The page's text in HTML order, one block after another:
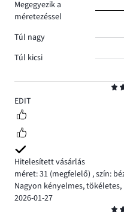
5
EDIT
Hitelesített vásárlás
méret: 31 (megfelelő) ,szín:
Nagyon kényelmes,
2026-01-27
Megegyezik a
méretezéssel
Túl nagy
Túl kicsi